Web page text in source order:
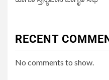
RECENT
No comments to show.